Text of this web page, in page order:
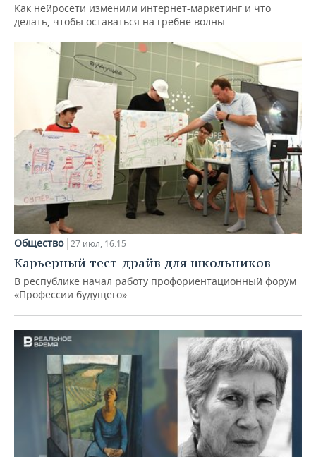
Как нейросети изменили интернет-маркетинг и что
делать, чтобы оставаться на гребне волны
Общество 27 июл, 16:15
Карьерный тест-драйв для школьников
В республике начал работу профориентационный форум
«Профессии будущего»